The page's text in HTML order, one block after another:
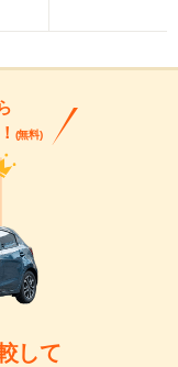
(無料)
して